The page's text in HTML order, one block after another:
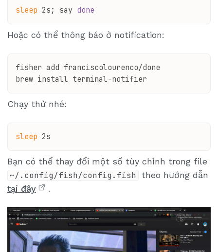
sleep 2s; say done
Hoặc có thể thông báo ở notification:
fisher add franciscolourenco/done
Chạy thử nhé:
sleep
Bạn có thể thay đổi một số tùy chỉnh trong file
~/.config/fish/config.fish
theo hướng dẫn
tại đây
.